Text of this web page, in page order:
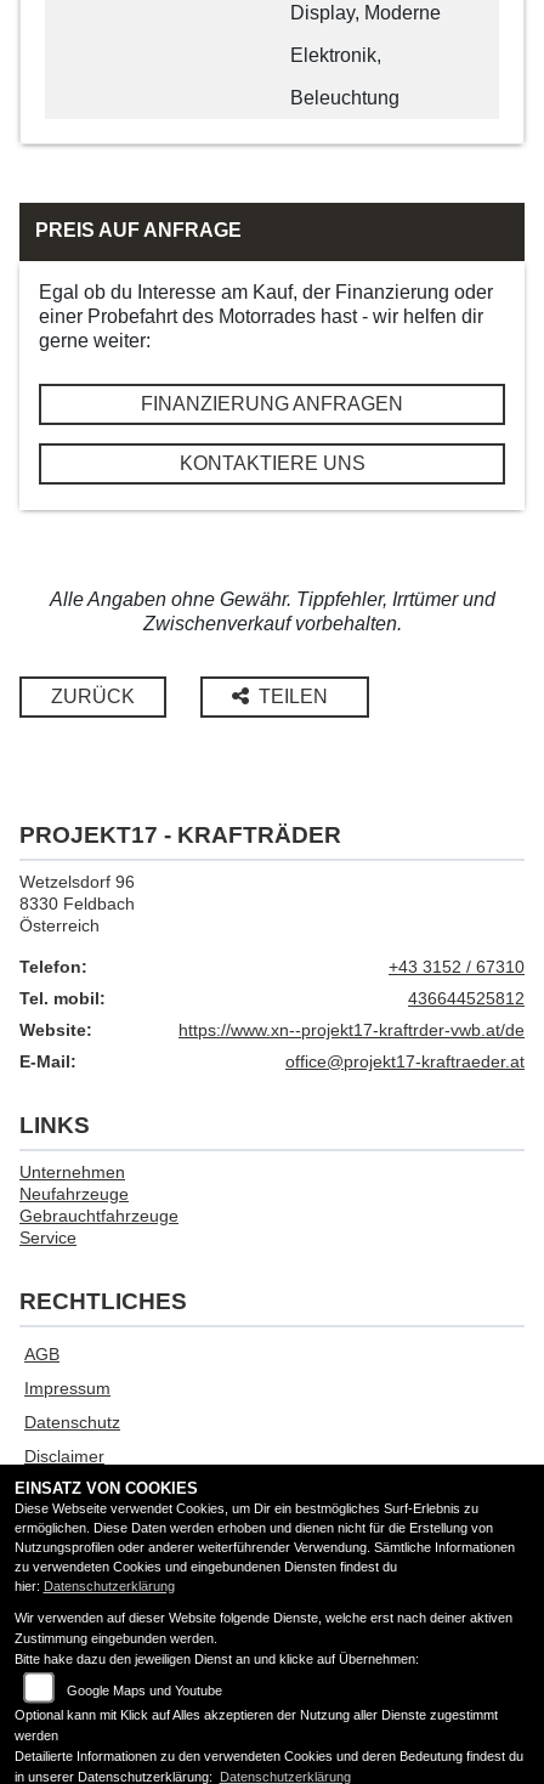
Display, Moderne
Elektronik,
Beleuchtung
PREIS AUF ANFRAGE
Egal ob du Interesse am Kauf, der Finanzierung oder
einer Probefahrt des Motorrades hast - wir helfen dir
gerne weiter:
FINANZIERUNG ANFRAGEN
KONTAKTIERE UNS
Alle Angaben ohne Gewähr. Tippfehler, Irrtümer und
Zwischenverkauf vorbehalten.
ZURÜCK TEILEN
PROJEKT17 - KRAFTRÄDER
Wetzelsdorf 96
8330 Feldbach
Österreich
Telefon:
+43 3152 / 67310
Tel. mobil:
436644525812
Website:
https://www.xn--projekt17-kraftrder-vwb.at/de
E-Mail:
office@projekt17-kraftraeder.at
LINKS
Unternehmen
Neufahrzeuge
Gebrauchtfahrzeuge
Service
RECHTLICHES
AGB
Impressum
Datenschutz
Disclaimer
Barrierefreiheit
ÖFFNUNGSZEITEN
Montag:
geschlossen
Dienstag:
07:00 - 12:00 und 13:00 - 18:00
Mittwoch:
Donnerstag:
07:00 - 12:00 und 13:00 - 18:00
Freitag:
Samstag:
geschlossen
EINSATZ VON COOKIES
Diese Webseite verwendet Cookies, um Dir ein bestmögliches Surf-Erlebnis zu
ermöglichen. Diese Daten werden erhoben und dienen nicht für die Erstellung von
Nutzungsprofilen oder anderer weiterführender Verwendung. Sämtliche Informationen
zu verwendeten Cookies und eingebundenen Diensten findest du
hier: Datenschutzerklärung
Wir verwenden auf dieser Website folgende Dienste, welche erst nach deiner aktiven
Zustimmung eingebunden werden.
Bitte hake dazu den jeweiligen Dienst an und klicke auf Übernehmen:
Google Maps und Youtube
Optional kann mit Klick auf Alles akzeptieren der Nutzung aller Dienste zugestimmt
werden
Detailierte Informationen zu den verwendeten Cookies und deren Bedeutung findest du
in unserer Datenschutzerklärung:
Datenschutzerklärung